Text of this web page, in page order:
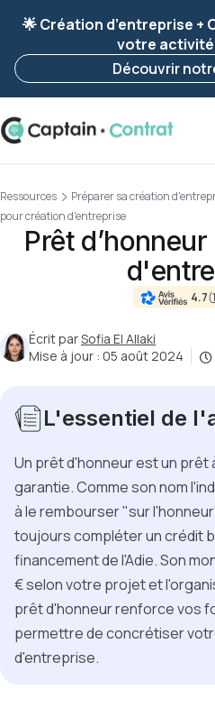
Reprendre
🌟 Création d’entreprise
votre
Découvrir
Ressources Préparer sa création
pour création d'entreprise
Prêt
4.7(
Écrit parSofia El Allaki
Mise à jour : 05 août 2024
L'essentiel de
Un prêt d'honneur est un prêt
garantie. Comme son nom
à le rembourser "sur
toujours compléter un crédit
financement de l'Adie. Son
€ selon votre projet et
prêt d'honneur renforce vos
permettre de concrétiser
d'entreprise.